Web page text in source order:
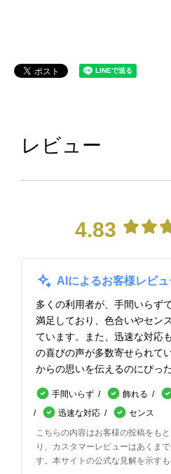
レビュー
4.83
AIによるお客様レビ
多くの利用者が、手間いらず
満足しており、色合いやセン
ています。また、迅速な対応
の喜びの声が多数寄せられて
からの思いを伝えるのにぴっ
手間いらず 飾れる
迅速な対応
センス
こちらの内容はお客様の投稿をも
り、カスタマーレビューはあくま
す。本サイトの公式な見解を示すも